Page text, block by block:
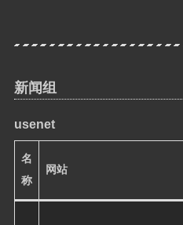
新闻组
usenet
名
称
网站